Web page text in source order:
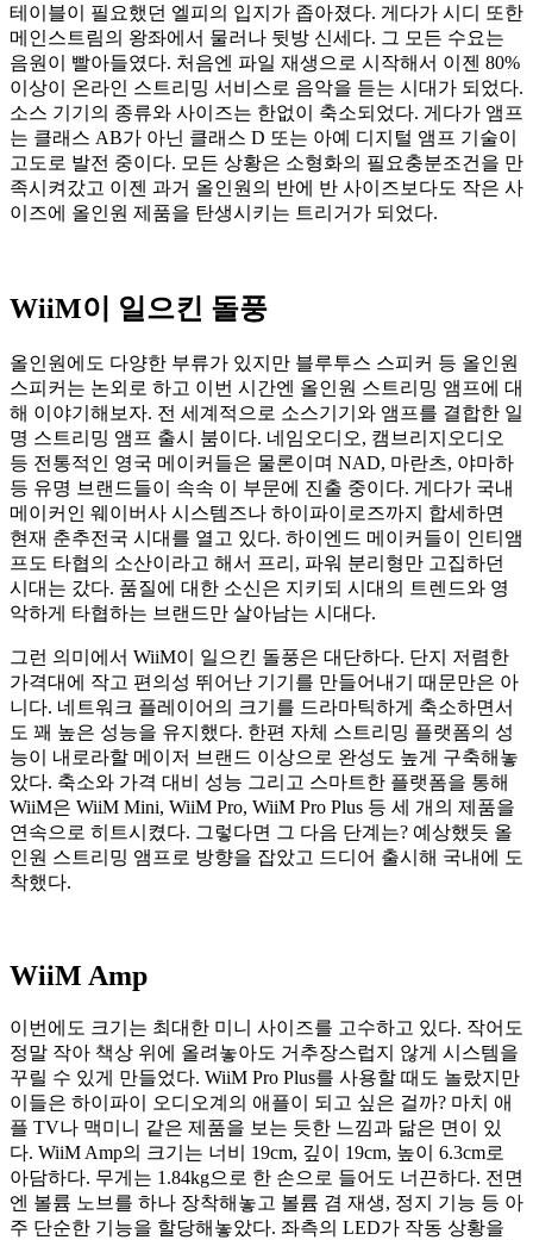
테이블이 필요했던 엘피의 입지가 좁아졌다. 게다가 시디 또한
메인스트림의 왕좌에서 물러나 뒷방 신세다. 그 모든 수요는
음원이 빨아들였다. 처음엔 파일 재생으로 시작해서 이젠 80%
이상이 온라인 스트리밍 서비스로 음악을 듣는 시대가 되었다.
소스 기기의 종류와 사이즈는 한없이 축소되었다. 게다가 앰프
는 클래스 AB가 아닌 클래스 D 또는 아예 디지털 앰프 기술이
고도로 발전 중이다. 모든 상황은 소형화의 필요충분조건을 만
족시켜갔고 이젠 과거 올인원의 반에 반 사이즈보다도 작은 사
이즈에 올인원 제품을 탄생시키는 트리거가 되었다.
WiiM이 일으킨 돌풍
올인원에도 다양한 부류가 있지만 블루투스 스피커 등 올인원
스피커는 논외로 하고 이번 시간엔 올인원 스트리밍 앰프에 대
해 이야기해보자. 전 세계적으로 소스기기와 앰프를 결합한 일
명 스트리밍 앰프 출시 붐이다. 네임오디오, 캠브리지오디오
등 전통적인 영국 메이커들은 물론이며 NAD, 마란츠, 야마하
등 유명 브랜드들이 속속 이 부문에 진출 중이다. 게다가 국내
메이커인 웨이버사 시스템즈나 하이파이로즈까지 합세하면
현재 춘추전국 시대를 열고 있다. 하이엔드 메이커들이 인티앰
프도 타협의 소산이라고 해서 프리, 파워 분리형만 고집하던
시대는 갔다. 품질에 대한 소신은 지키되 시대의 트렌드와 영
악하게 타협하는 브랜드만 살아남는 시대다.
그런 의미에서 WiiM이 일으킨 돌풍은 대단하다. 단지 저렴한
가격대에 작고 편의성 뛰어난 기기를 만들어내기 때문만은 아
니다. 네트워크 플레이어의 크기를 드라마틱하게 축소하면서
도 꽤 높은 성능을 유지했다. 한편 자체 스트리밍 플랫폼의 성
능이 내로라할 메이저 브랜드 이상으로 완성도 높게 구축해놓
았다. 축소와 가격 대비 성능 그리고 스마트한 플랫폼을 통해
WiiM은 WiiM Mini, WiiM Pro, WiiM Pro Plus 등 세 개의 제품을
연속으로 히트시켰다. 그렇다면 그 다음 단계는? 예상했듯 올
인원 스트리밍 앰프로 방향을 잡았고 드디어 출시해 국내에 도
착했다.
WiiM Amp
이번에도 크기는 최대한 미니 사이즈를 고수하고 있다. 작어도
정말 작아 책상 위에 올려놓아도 거추장스럽지 않게 시스템을
꾸릴 수 있게 만들었다. WiiM Pro Plus를 사용할 때도 놀랐지만
이들은 하이파이 오디오계의 애플이 되고 싶은 걸까? 마치 애
플 TV나 맥미니 같은 제품을 보는 듯한 느낌과 닮은 면이 있
다. WiiM Amp의 크기는 너비 19cm, 깊이 19cm, 높이 6.3cm로
아담하다. 무게는 1.84kg으로 한 손으로 들어도 너끈하다. 전면
엔 볼륨 노브를 하나 장착해놓고 볼륨 겸 재생, 정지 기능 등 아
주 단순한 기능을 할당해놓았다. 좌측의 LED가 작동 상황을